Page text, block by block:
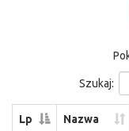
Szukaj:
Lp Nazwa